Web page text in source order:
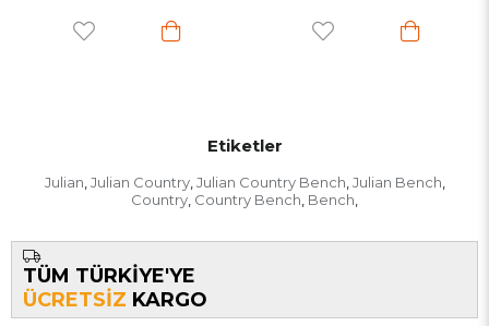
Etiketler
Julian Julian Country, Julian Country Bench Julian Bench
Country Country Bench Bench
TÜM TÜRKİYE'YE
ÜCRETSİZ KARGO